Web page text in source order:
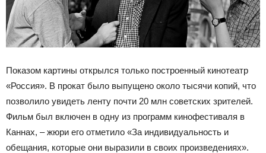
Показом картины открылся только построенный кинотеатр
«Россия». В прокат было выпущено около тысячи копий, что
позволило увидеть ленту почти 20 млн советских зрителей.
Фильм был включен в одну из программ кинофестиваля в
Каннах, – жюри его отметило «За индивидуальность и
обещания, которые они выразили в своих произведениях».